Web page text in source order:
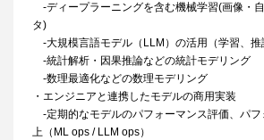
-ディープラーニングを含む機械学習(画像・
タ)
-大規模言語モデル（LLM）の活用（学習、推
-統計解析・因果推論などの統計モデリング
-数理最適化などの数理モデリング
・エンジニアと連携したモデルの商用実装
-定期的なモデルのパフォーマンス評価、パフ
上（ML ops / LLM ops）